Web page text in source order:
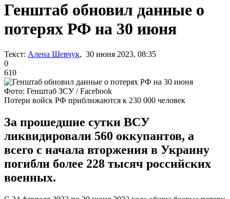
Генштаб обновил данные о
потерях РФ на 30 июня
Текст: Алена Шевчук, 30 июня 2023, 08:35
0
610
Фото: Генштаб ЗСУ / Facebook
Потери войск РФ приближаются к 230 000 человек
За прошедшие сутки ВСУ
ликвидировали 560 оккупантов, а
всего с начала вторжения в Украину
погибли более 228 тысяч российских
военных.